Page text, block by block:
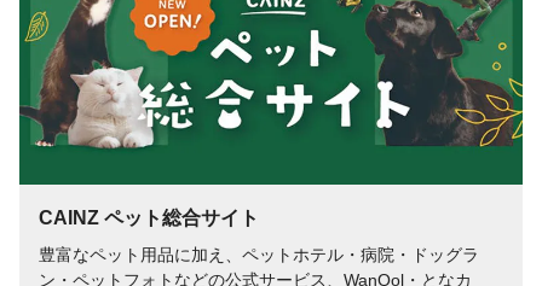
CAINZ ペット総合サイト
豊富なペット用品に加え、ペットホテル・病院・ドッグラ
ン・ペットフォトなどの公式サービス、WanQol・となカ